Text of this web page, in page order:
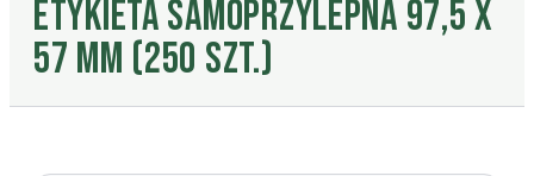
ETYKIETA SAMOPRZYLEPNA 97,5 X
57 MM (250 SZT.)